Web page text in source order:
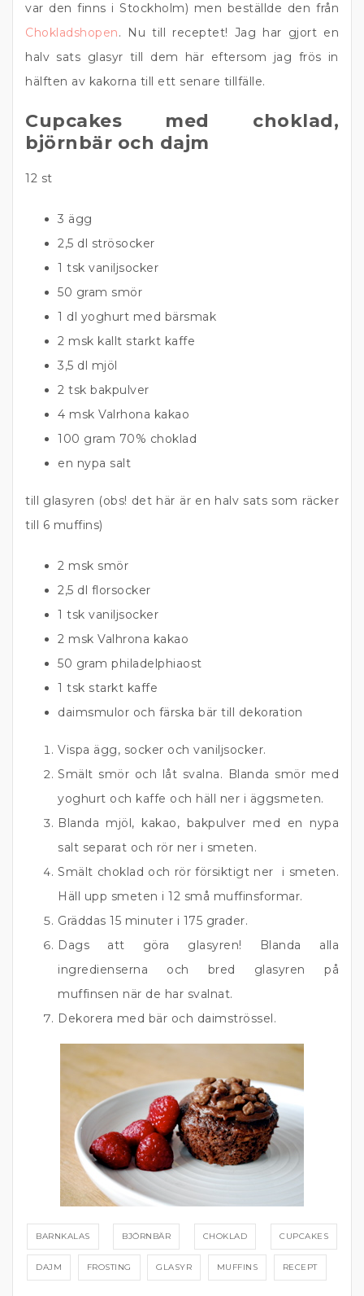
var den finns i Stockholm) men beställde den från
Chokladshopen. Nu till receptet! Jag har gjort en
halv sats glasyr till dem här eftersom jag frös in
hälften av kakorna till ett senare tillfälle.
Cupcakes med choklad,
björnbär och dajm
12 st
3 ägg
2,5 dl strösocker
1 tsk vaniljsocker
50 gram smör
1 dl yoghurt med bärsmak
2 msk kallt starkt kaffe
3,5 dl mjöl
2 tsk bakpulver
4 msk Valrhona kakao
100 gram 70% choklad
en nypa salt
till glasyren (obs! det här är en halv sats som räcker
till 6 muffins)
2 msk smör
2,5 dl florsocker
1 tsk vaniljsocker
2 msk Valhrona kakao
50 gram philadelphiaost
1 tsk starkt kaffe
daimsmulor och färska bär till dekoration
Vispa ägg, socker och vaniljsocker.
Smält smör och låt svalna. Blanda smör med
yoghurt och kaffe och häll ner i äggsmeten.
Blanda mjöl, kakao, bakpulver med en nypa
salt separat och rör ner i smeten.
Smält choklad och rör försiktigt ner i smeten.
Häll upp smeten i 12 små muffinsformar.
Gräddas 15 minuter i 175 grader.
Dags att göra glasyren! Blanda alla
ingredienserna och bred glasyren på
muffinsen när de har svalnat.
Dekorera med bär och daimströssel.
BARNKALAS BJÖRNBÄR CHOKLAD CUPCAKES
DAJM FROSTING GLASYR MUFFINS RECEPT